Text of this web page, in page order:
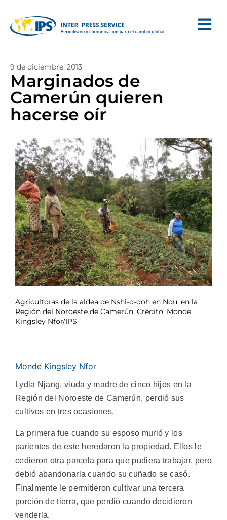
9 de diciembre, 2013
Marginados de
Camerún quieren
hacerse oír
Agricultoras de la aldea de Nshi-o-doh en Ndu, en la
Región del Noroeste de Camerún. Crédito: Monde
Kingsley Nfor/IPS
Monde Kingsley Nfor
Lydia Njang, viuda y madre de cinco hijos en la
Región del Noroeste de Camerún, perdió sus
cultivos en tres ocasiones.
La primera fue cuando su esposo murió y los
parientes de este heredaron la propiedad. Ellos le
cedieron otra parcela para que pudiera trabajar, pero
debió abandonarla cuando su cuñado se casó.
Finalmente le permitieron cultivar una tercera
porción de tierra, que perdió cuando decidieron
venderla.